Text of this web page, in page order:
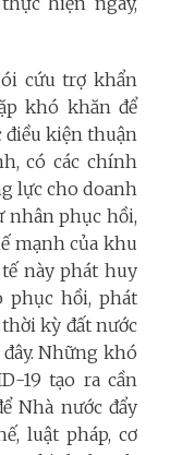
cứu trợ khẩn
khó khăn để
điều kiện thuận
có các chính
lực cho doanh
nhân phục hồi,
mạnh của khu
này phát huy
phục hồi, phát
kỳ đất nước
Những khó
19 tạo ra cần
Nhà nước đẩy
luật pháp, cơ